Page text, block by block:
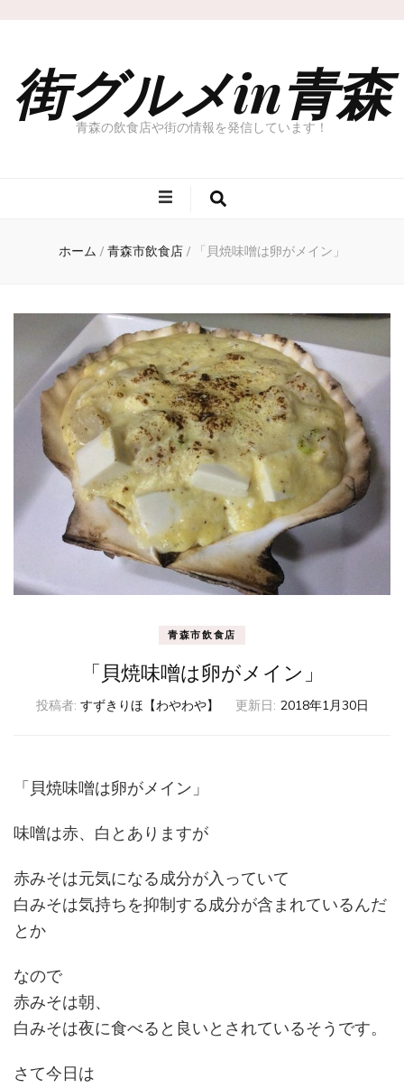
街グルメin青森
青森の飲食店や街の情報を発信しています！
ホーム / 青森市飲食店 / 「貝焼味噌は卵がメイン」
青森市飲食店
「貝焼味噌は卵がメイン」
投稿者: すずきりほ【わやわや】 更新日: 2018年1月30日
「貝焼味噌は卵がメイン」
味噌は赤、白とありますが
赤みそは元気になる成分が入っていて
白みそは気持ちを抑制する成分が含まれているんだ
とか
なので
赤みそは朝、
白みそは夜に食べると良いとされているそうです。
さて今日は